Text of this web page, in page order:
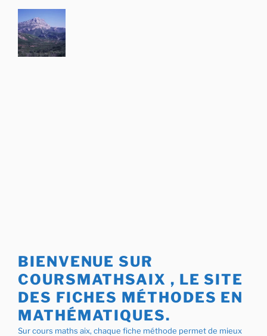
Aller
contenu
principal
BIENVENUE SUR
COURSMATHSAIX , LE SITE
DES FICHES MÉTHODES EN
MATHÉMATIQUES.
Sur cours maths aix, chaque fiche méthode permet de mieux